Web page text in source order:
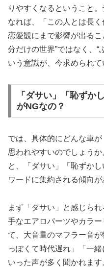
りやすくなるということ
なれば、「この人とは長く
恋愛観にまで影響が出る
分だけの世界”ではなく、“
いう意識が、今求められて
「ダサい」「恥ずか
がNGなの？
では、具体的にどんな車
思われやすいのでしょう
と、「ダサい」「恥ずか
ワードに集約される傾向が
まず「ダサい」と感じら
手なエアロパーツやカラ
て、大音量のマフラー音
っぽくて時代遅れ」「一
いった声が多く聞かれます